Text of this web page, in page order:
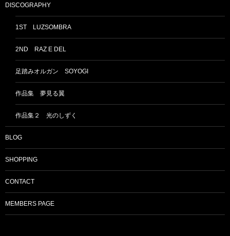
DISCOGRAPHY
1ST LUZSOMBRA
2ND RAZ E DEL
足踏みオルガン SOYOGI
作品集 夢見る翼
作品集２ 光のしずく
BLOG
SHOPPING
CONTACT
MEMBERS PAGE